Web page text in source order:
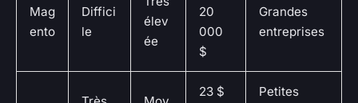
Mag
ento
Diffici
le
élev
ée
20
000
$
Grandes
entreprises
23 $
Petites